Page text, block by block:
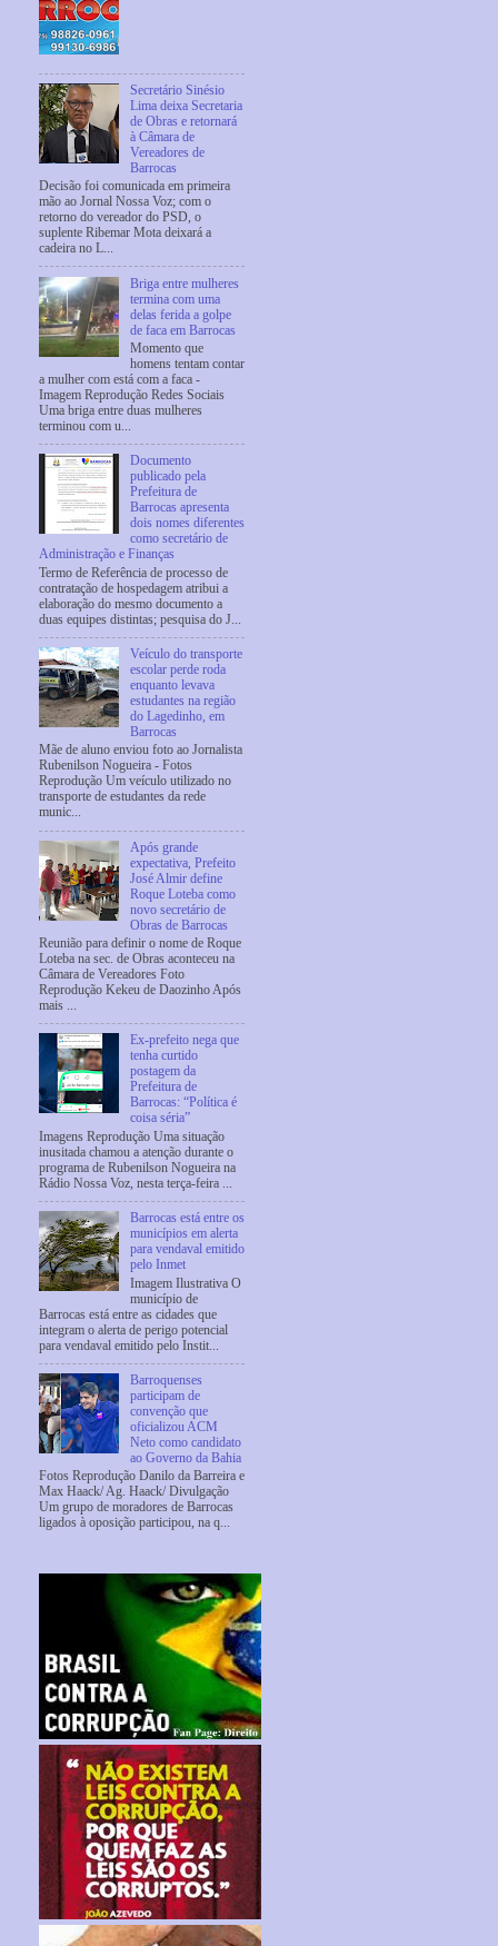
Secretário Sinésio
Lima deixa Secretaria
de Obras e retornará
à Câmara de
Vereadores de
Barrocas
Decisão foi comunicada em primeira
mão ao Jornal Nossa Voz; com o
retorno do vereador do PSD, o
suplente Ribemar Mota deixará a
cadeira no L...
Briga entre mulheres
termina com uma
delas ferida a golpe
de faca em Barrocas
Momento que
homens tentam contar
a mulher com está com a faca -
Imagem Reprodução Redes Sociais
Uma briga entre duas mulheres
terminou com u...
Documento
publicado pela
Prefeitura de
Barrocas apresenta
dois nomes diferentes
como secretário de
Administração e Finanças
Termo de Referência de processo de
contratação de hospedagem atribui a
elaboração do mesmo documento a
duas equipes distintas; pesquisa do J...
Veículo do transporte
escolar perde roda
enquanto levava
estudantes na região
do Lagedinho, em
Barrocas
Mãe de aluno enviou foto ao Jornalista
Rubenilson Nogueira - Fotos
Reprodução Um veículo utilizado no
transporte de estudantes da rede
munic...
Após grande
expectativa, Prefeito
José Almir define
Roque Loteba como
novo secretário de
Obras de Barrocas
Reunião para definir o nome de Roque
Loteba na sec. de Obras aconteceu na
Câmara de Vereadores Foto
Reprodução Kekeu de Daozinho Após
mais ...
Ex-prefeito nega que
tenha curtido
postagem da
Prefeitura de
Barrocas: “Política é
coisa séria”
Imagens Reprodução Uma situação
inusitada chamou a atenção durante o
programa de Rubenilson Nogueira na
Rádio Nossa Voz, nesta terça-feira ...
Barrocas está entre os
municípios em alerta
para vendaval emitido
pelo Inmet
Imagem Ilustrativa O
município de
Barrocas está entre as cidades que
integram o alerta de perigo potencial
para vendaval emitido pelo Instit...
Barroquenses
participam de
convenção que
oficializou ACM
Neto como candidato
ao Governo da Bahia
Fotos Reprodução Danilo da Barreira e
Max Haack/ Ag. Haack/ Divulgação
Um grupo de moradores de Barrocas
ligados à oposição participou, na q...